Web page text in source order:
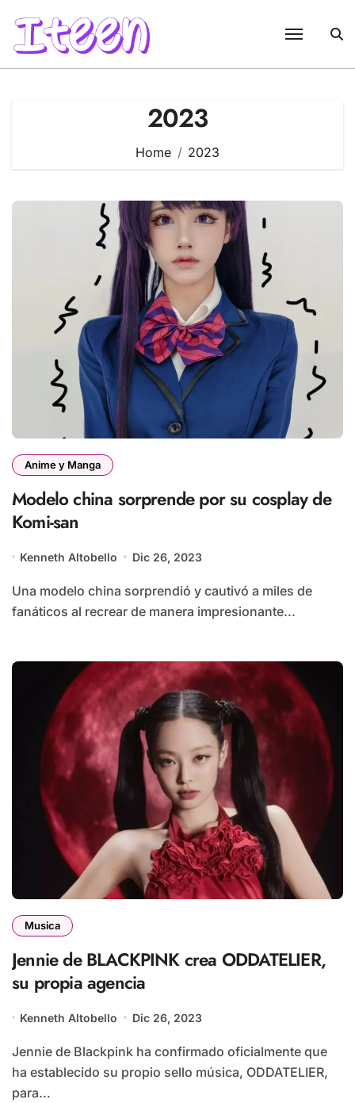
content
2023
Home 2023
Anime y Manga
Modelo china sorprende por su cosplay de
Komi-san
Kenneth Altobello Dic 26, 2023
Una modelo china sorprendió y cautivó a miles de
fanáticos al recrear de manera impresionante...
Musica
Jennie de BLACKPINK crea ODDATELIER,
su propia agencia
Kenneth Altobello Dic 26, 2023
Jennie de Blackpink ha confirmado oficialmente que
ha establecido su propio sello música, ODDATELIER,
para...